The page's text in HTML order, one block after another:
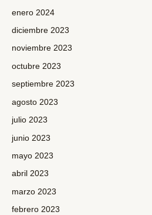
enero 2024
diciembre 2023
noviembre 2023
octubre 2023
septiembre 2023
agosto 2023
julio 2023
junio 2023
mayo 2023
abril 2023
marzo 2023
febrero 2023